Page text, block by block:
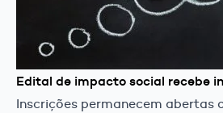
Edital de impacto social recebe
Inscrições permanecem abertas